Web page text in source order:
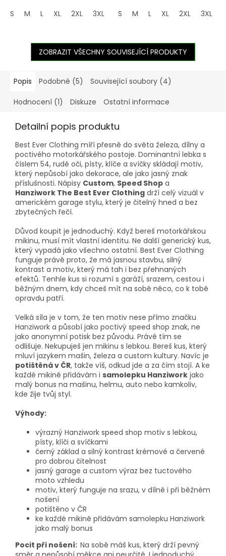
S
M L XL 2XL 3XL 4XL 5XL
S
M L XL 2XL 3XL
ZOBRAZIT VŠECHNY SOUVISEJÍCÍ PRODUKTY
Popis Podobné (5) Související soubory (4)
Hodnocení (1) Diskuze Ostatní informace
Detailní popis produktu
Best Ever Clothing míří přesně do světa železa, dílny a
poctivého motorkářského postoje. Dominantní lebka s
číslem 54, rudé oči, písty, klíče a svíčky skládají motiv,
který nepůsobí jako dekorace, ale jako jasný znak
příslušnosti. Nápisy Custom, Speed Shop a
Hanziwork The Best Ever Clothing drží celý vizuál v
americkém garage stylu, který je čitelný hned a bez
zbytečných řečí.
Důvod koupit je jednoduchý. Když bereš motorkářskou
mikinu, musí mít vlastní identitu. Ne další generický kus,
který vypadá jako všechno ostatní. Best Ever Clothing
funguje právě proto, že má jasnou stavbu, silný
kontrast a motiv, který má tah i bez přehnaných
efektů. Tenhle kus si rozumí s garáží, srazem, cestou i
běžným dnem, kdy chceš mít na sobě něco, co k tobě
opravdu patří.
Velká síla je v tom, že ten motiv nese přímo značku
Hanziwork a působí jako poctivý speed shop znak, ne
jako anonymní potisk bez původu. Právě tím se
odlišuje. Nekupuješ jen mikinu s lebkou. Bereš kus, který
mluví jazykem mašin, železa a custom kultury. Navíc je
potištěná v ČR, takže víš, odkud jde a za čím stojí. A ke
každé mikině přidávám i samolepku Hanziwork jako
malý bonus na mašinu, helmu, auto nebo kamkoliv,
kde žije tvůj styl.
Výhody:
výrazný Hanziwork speed shop motiv s lebkou,
písty, klíči a svíčkami
černý základ a silný kontrast krémové a červené
pro dobrou čitelnost
jasný garage a custom výraz bez tuctového
moto vzhledu
motiv, který funguje na srazu, v dílně i při běžném
nošení
potištěno v ČR
ke každé mikině přidávám samolepku Hanziwork
jako malý bonus
Pocit při nošení: Na sobě máš kus, který drží pevný